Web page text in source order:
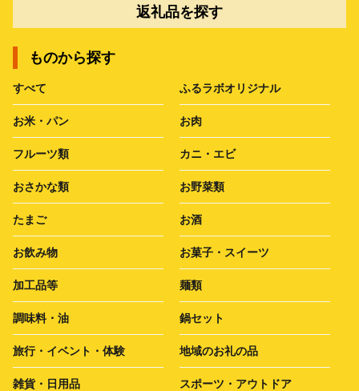
返礼品を探す
ものから探す
すべて ふるラボオリジナル
お米・パン お肉
フルーツ類 カニ・エビ
おさかな類 お野菜類
たまご お酒
お飲み物 お菓子・スイーツ
加工品等 麺類
調味料・油 鍋セット
旅行・イベント・体験 地域のお礼の品
雑貨・日用品 スポーツ・アウトドア